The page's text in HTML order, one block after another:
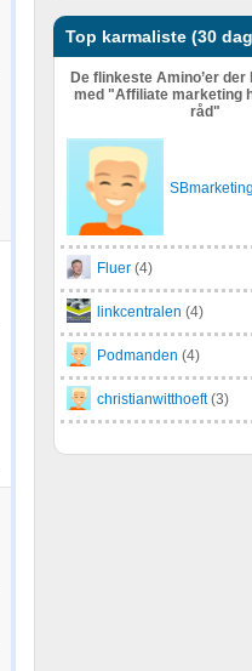
meget kr...
Top karmaliste (30
De flinkeste Amino’er
med "Affiliate marketing
råd"
SBmarketing
Fluer (4)
linkcentralen (4)
Podmanden (4)
christianwitthoeft (3)